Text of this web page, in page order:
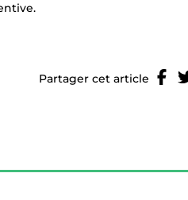
Partager cet article